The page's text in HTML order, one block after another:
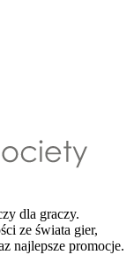
dla graczy.
ze świata gier,
najlepsze promocje.